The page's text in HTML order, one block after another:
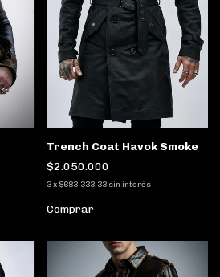
Trench Coat Havok Smoke
$2.050.000
3 x $683.333,33 sin interés
Comprar